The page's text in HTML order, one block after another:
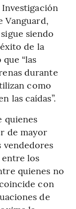
Vanguard,
siendo
de la
“las
durante
como
las caídas”.
quienes
de mayor
vendedores
entre los
quienes no
con
de